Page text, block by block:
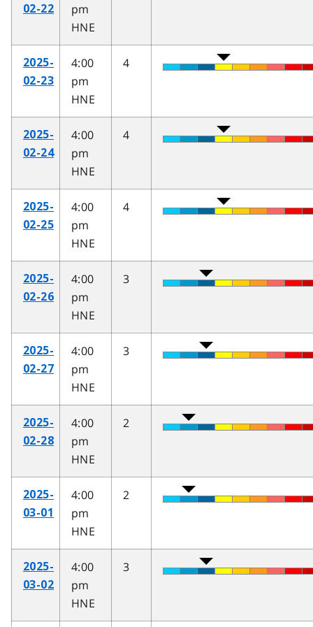
02-22
pm
HNE
2025-
02-23
4:00
pm
HNE
4
2025-
02-24
4:00
pm
HNE
4
2025-
02-25
4:00
pm
HNE
4
2025-
02-26
4:00
pm
HNE
3
2025-
02-27
4:00
pm
HNE
3
2025-
02-28
4:00
pm
HNE
2
2025-
03-01
4:00
pm
HNE
2
2025-
03-02
4:00
pm
HNE
3